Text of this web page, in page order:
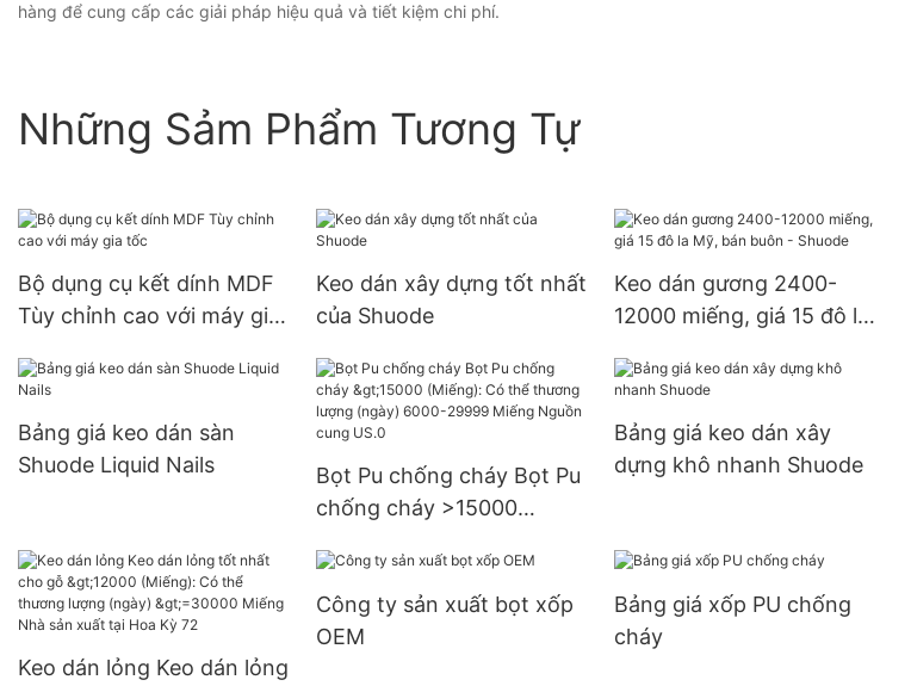
hàng để cung cấp các giải pháp hiệu quả và tiết kiệm chi phí.
Những Sảm Phẩm Tương Tự
Bộ dụng cụ kết dính MDF
Tùy chỉnh cao với máy gia
Keo dán xây dựng tốt nhất
của Shuode
Keo dán gương 2400-
12000 miếng, giá 15 đô la
Bảng giá keo dán sàn
Shuode Liquid Nails
Bọt Pu chống cháy Bọt Pu
chống cháy >15000
lượng (ngày) 6000-29999
Miếng Nguồn cung US.0
Bảng giá keo dán xây
dựng khô nhanh Shuode
Keo dán lỏng Keo dán lỏng
Công ty sản xuất bọt xốp
OEM
Bảng giá xốp PU chống
cháy